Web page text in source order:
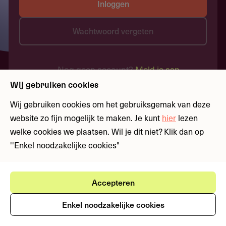
Inloggen
Wachtwoord vergeten
Nog geen account?Meld je aan
Wij gebruiken cookies
Wij gebruiken cookies om het gebruiksgemak van deze
website zo fijn mogelijk te maken. Je kunt hier lezen
welke cookies we plaatsen. Wil je dit niet? Klik dan op
''Enkel noodzakelijke cookies"
Accepteren
Enkel noodzakelijke cookies